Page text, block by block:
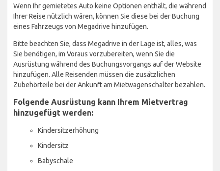
Wenn Ihr gemietetes Auto keine Optionen enthält, die während
Ihrer Reise nützlich wären, können Sie diese bei der Buchung
eines Fahrzeugs von Megadrive hinzufügen.
Bitte beachten Sie, dass Megadrive in der Lage ist, alles, was
Sie benötigen, im Voraus vorzubereiten, wenn Sie die
Ausrüstung während des Buchungsvorgangs auf der Website
hinzufügen. Alle Reisenden müssen die zusätzlichen
Zubehörteile bei der Ankunft am Mietwagenschalter bezahlen.
Folgende Ausrüstung kann Ihrem Mietvertrag
hinzugefügt werden:
Kindersitzerhöhung
Kindersitz
Babyschale